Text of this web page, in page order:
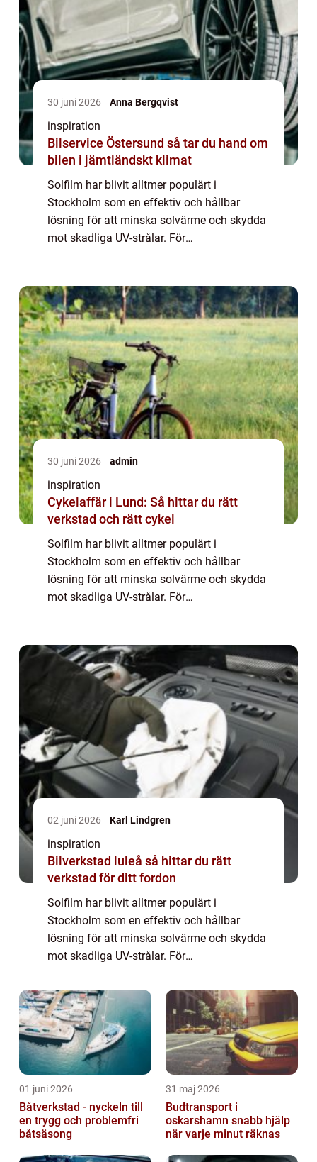
30 juni 2026 Anna Bergqvist
inspiration
Bilservice Östersund så tar du hand om
bilen i jämtländskt klimat
Solfilm har blivit alltmer populärt i
Stockholm som en effektiv och hållbar
lösning för att minska solvärme och skydda
mot skadliga UV-strålar. För
30 juni 2026 admin
inspiration
Cykelaffär i Lund: Så hittar du rätt
verkstad och rätt cykel
Solfilm har blivit alltmer populärt i
Stockholm som en effektiv och hållbar
lösning för att minska solvärme och skydda
mot skadliga UV-strålar. För
02 juni 2026 Karl Lindgren
inspiration
Bilverkstad luleå så hittar du rätt
verkstad för ditt fordon
Solfilm har blivit alltmer populärt i
Stockholm som en effektiv och hållbar
lösning för att minska solvärme och skydda
mot skadliga UV-strålar. För
kostnadseffek...
01 juni 2026
Båtverkstad - nyckeln till
en trygg och problemfri
båtsäsong
31 maj 2026
Budtransport i
oskarshamn snabb hjälp
när varje minut räknas